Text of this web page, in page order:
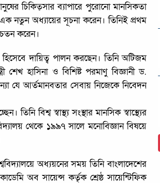
চিকিত্সার ব্যাপারে পুরোনো মানসিকতা
অধ্যায়ের সূচনা করেন। তিনিই প্রথম
করেন।
দায়িত্ব পালন করছেন। তিনি অটিজম
শেখ হাসিনা ও বিশিষ্ট পরমাণু বিজ্ঞানী ড.
যে আর্তমানবতার সেবায় নিজেকে নিবেদন
বিশ্ব স্বাস্থ্য সংস্থার মানসিক স্বাস্থ্যের
থেকে ১৯৯৭ সালে মনোবিজ্ঞান বিষয়ে
অধ্যয়নের সময় তিনি বাংলাদেশের
অব সায়েন্স কর্তৃক শ্রেষ্ঠ সায়েন্টিফিক